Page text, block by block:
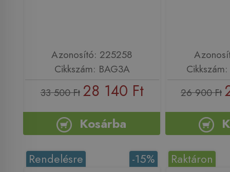
Azonosító: 225258
Cikkszám: BAG3A
33 500 Ft 28 140 Ft
Kosárba
26 900 Ft
-15%
Rendelésre Raktáron